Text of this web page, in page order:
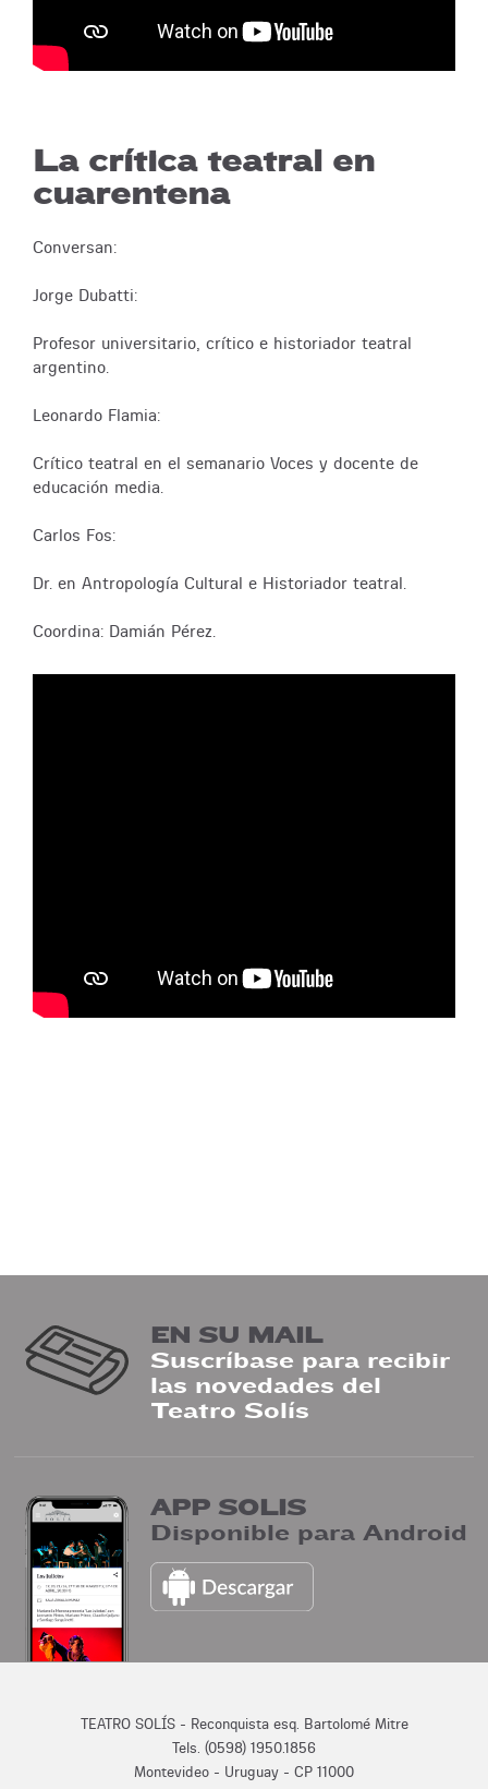
La crítica teatral en
cuarentena
Conversan:
Jorge Dubatti:
Profesor universitario, crítico e historiador teatral
argentino.
Leonardo Flamia:
Crítico teatral en el semanario Voces y docente de
educación media.
Carlos Fos:
Dr. en Antropología Cultural e Historiador teatral.
Coordina: Damián Pérez.
EN SU MAIL
Suscríbase para recibir
las novedades del
Teatro Solís
APP SOLIS
Disponible para Android
TEATRO SOLÍS - Reconquista esq. Bartolomé Mitre
Tels. (0598) 1950.1856
Montevideo - Uruguay - CP 11000